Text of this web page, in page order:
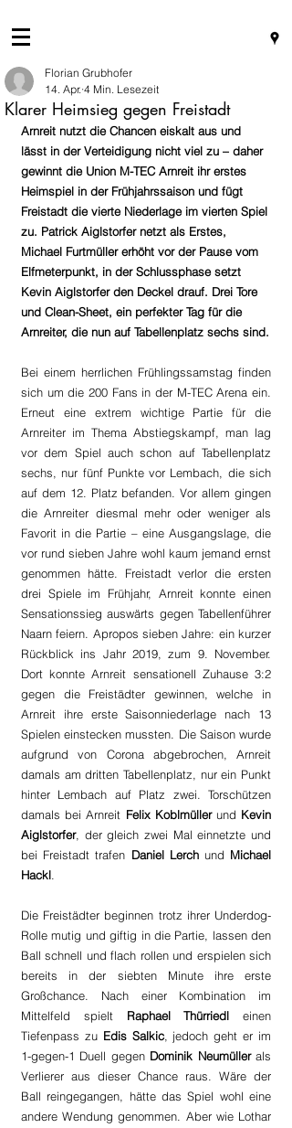
Klarer Heimsieg gegen Freistadt
Florian Grubhofer
14. Apr. 4 Min. Lesezeit
Arnreit nutzt die Chancen eiskalt aus und
lässt in der Verteidigung nicht viel zu – daher
gewinnt die Union M-TEC Arnreit ihr erstes
Heimspiel in der Frühjahrssaison und fügt
Freistadt die vierte Niederlage im vierten Spiel
zu. Patrick Aiglstorfer netzt als Erstes,
Michael Furtmüller erhöht vor der Pause vom
Elfmeterpunkt, in der Schlussphase setzt
Kevin Aiglstorfer den Deckel drauf. Drei Tore
und Clean-Sheet, ein perfekter Tag für die
Arnreiter, die nun auf Tabellenplatz sechs sind.
Bei einem herrlichen Frühlingssamstag finden
sich um die 200 Fans in der M-TEC Arena ein.
Erneut eine extrem wichtige Partie für die
Arnreiter im Thema Abstiegskampf, man lag
vor dem Spiel auch schon auf Tabellenplatz
sechs, nur fünf Punkte vor Lembach, die sich
auf dem 12. Platz befanden. Vor allem gingen
die Arnreiter diesmal mehr oder weniger als
Favorit in die Partie – eine Ausgangslage, die
vor rund sieben Jahre wohl kaum jemand ernst
genommen hätte. Freistadt verlor die ersten
drei Spiele im Frühjahr, Arnreit konnte einen
Sensationssieg auswärts gegen Tabellenführer
Naarn feiern. Apropos sieben Jahre: ein kurzer
Rückblick ins Jahr 2019, zum 9. November.
Dort konnte Arnreit sensationell Zuhause 3:2
gegen die Freistädter gewinnen, welche in
Arnreit ihre erste Saisonniederlage nach 13
Spielen einstecken mussten. Die Saison wurde
aufgrund von Corona abgebrochen, Arnreit
damals am dritten Tabellenplatz, nur ein Punkt
hinter Lembach auf Platz zwei. Torschützen
damals bei Arnreit Felix Koblmüller und Kevin
Aiglstorfer, der gleich zwei Mal einnetzte und
bei Freistadt trafen Daniel Lerch und Michael
Hackl.
Die Freistädter beginnen trotz ihrer Underdog-
Rolle mutig und giftig in die Partie, lassen den
Ball schnell und flach rollen und erspielen sich
bereits in der siebten Minute ihre erste
Großchance. Nach einer Kombination im
Mittelfeld spielt Raphael Thürriedl einen
Tiefenpass zu Edis Salkic, jedoch geht er im
1-gegen-1 Duell gegen Dominik Neumüller als
Verlierer aus dieser Chance raus. Wäre der
Ball reingegangen, hätte das Spiel wohl eine
andere Wendung genommen. Aber wie Lothar